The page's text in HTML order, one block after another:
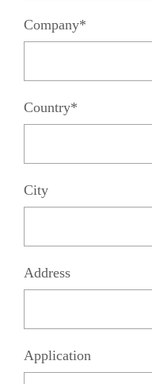
Company*
Country*
City
Address
Application